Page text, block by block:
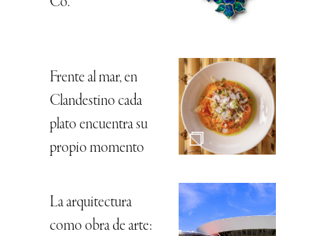
Frente al mar, en
Clandestino cada
plato encuentra su
propio momento
La arquitectura
como obra de arte: